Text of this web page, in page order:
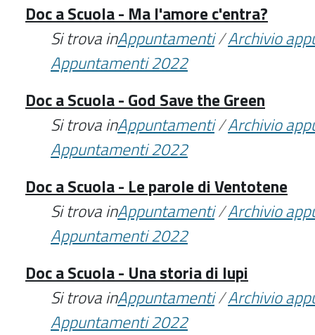
Doc a Scuola - Ma l'amore c'entra?
Si trova inAppuntamenti/Archivio
Appuntamenti 2022
Doc a Scuola - God Save the Green
Si trova inAppuntamenti/Archivio
Appuntamenti 2022
Doc a Scuola - Le parole di Ventotene
Si trova inAppuntamenti/Archivio
Appuntamenti 2022
Doc a Scuola - Una storia di lupi
Si trova inAppuntamenti/Archivio
Appuntamenti 2022